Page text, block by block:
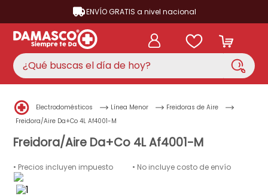
ENVÍO GRATIS a nivel nacional
¿Qué buscas el día de hoy?
Electrodomésticos Línea Menor
Freidoras de Aire
Freidora/Aire Da+Co 4L Af4001-M
Freidora/Aire Da+Co 4L Af4001-M
• Precios incluyen impuesto • No incluye costo de envío
TÉRMINOS MÁS BUSCADOS
1. aire acondicionado
2. nevera
cocina